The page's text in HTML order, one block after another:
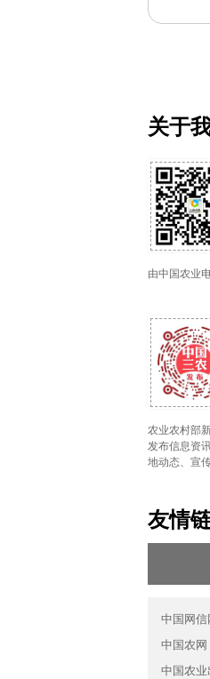
关于
由中国农业
农业农村部
发布信息资
地动态、宣
友情
中国网信
中国农网
中国农业